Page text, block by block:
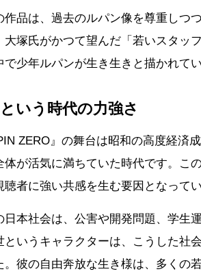
作品は、過去のルパン像を尊重しつ
大塚氏がかつて望んだ「若いスタッ
で少年ルパンが生き生きと描かれてい
いう時代の力強さ
ZERO』の舞台は昭和の高度経済
体が活気に満ちていた時代です。こ
聴者に強い共感を生む要因となってい
日本社会は、公害や開発問題、学生
というキャラクターは、こうした社
。彼の自由奔放な生き様は、多くの